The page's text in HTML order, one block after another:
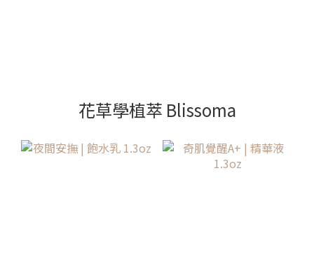
花草學植萃 Blissoma